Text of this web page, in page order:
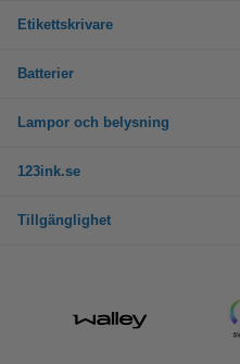
Etikettskrivare
Batterier
Lampor och belysning
123ink.se
Tillgänglighet